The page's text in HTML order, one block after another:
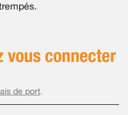
vous connecter
de port.